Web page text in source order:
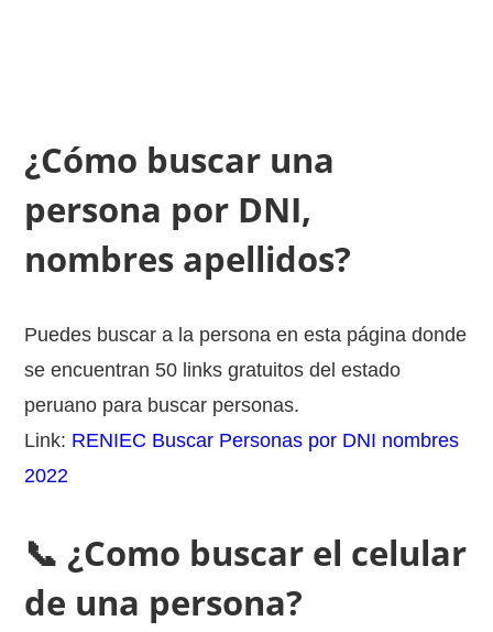
¿Cómo buscar una
persona por DNI,
nombres apellidos?
Puedes buscar a la persona en esta página donde
se encuentran 50 links gratuitos del estado
peruano para buscar personas.
Link: RENIEC Buscar Personas por DNI nombres
2022
📞 ¿Como buscar el celular
de una persona?